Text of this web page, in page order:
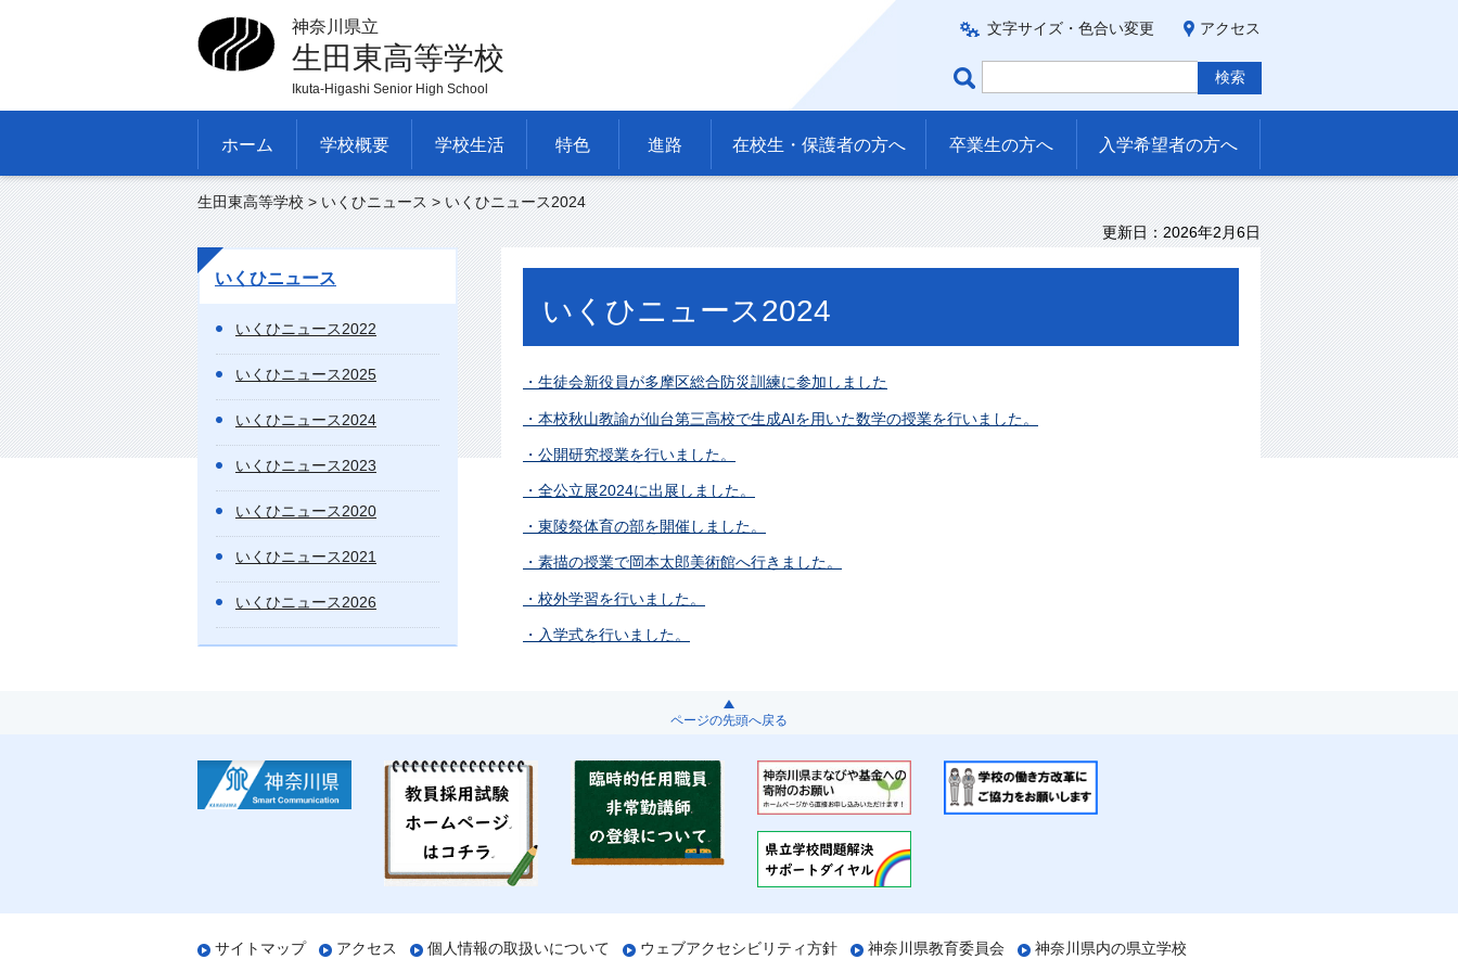
神奈川県立
生田東高等学校
Ikuta-Higashi Senior High School
文字サイズ・色合い変更 アクセス
ホーム 学校概要 学校生活 特色 進路 在校生・保護者の方へ 卒業生の方へ 入学希望者の方へ
生田東高等学校>いくひニュース> いくひニュース2024
更新日：2026年2月6日
いくひニュース
いくひニュース2022
いくひニュース2025
いくひニュース2024
いくひニュース2023
いくひニュース2020
いくひニュース2021
いくひニュース2026
いくひニュース2024
・生徒会新役員が多摩区総合防災訓練に参加しました
・本校秋山教諭が仙台第三高校で生成AIを用いた数学の授業を行いました。
・公開研究授業を行いました。
・全公立展2024に出展しました。
・東陵祭体育の部を開催しました。
・素描の授業で岡本太郎美術館へ行きました。
・校外学習を行いました。
・入学式を行いました。
ページの先頭へ戻る
サイトマップ アクセス 個人情報の取扱いについて ウェブアクセシビリティ方針 神奈川県教育委員会 神奈川県内の県立学校